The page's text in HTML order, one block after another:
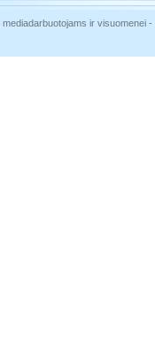
ir visuomenei